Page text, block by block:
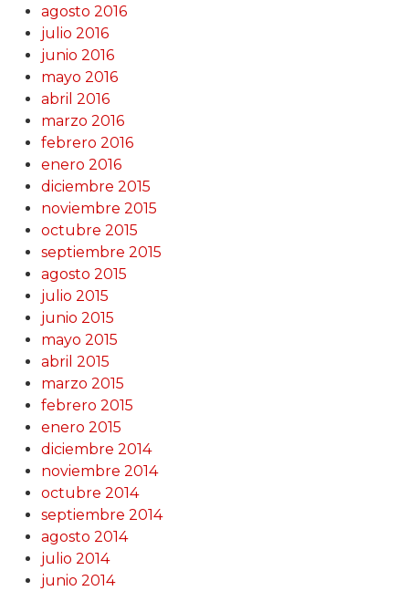
agosto 2016
julio 2016
junio 2016
mayo 2016
abril 2016
marzo 2016
febrero 2016
enero 2016
diciembre 2015
noviembre 2015
octubre 2015
septiembre 2015
agosto 2015
julio 2015
junio 2015
mayo 2015
abril 2015
marzo 2015
febrero 2015
enero 2015
diciembre 2014
noviembre 2014
octubre 2014
septiembre 2014
agosto 2014
julio 2014
junio 2014